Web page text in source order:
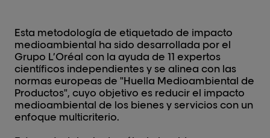
Esta metodología de etiquetado de impacto
medioambiental ha sido desarrollada por el
Grupo L’Oréal con la ayuda de 11 expertos
científicos independientes y se alinea con las
normas europeas de "Huella Medioambiental de
Productos", cuyo objetivo es reducir el impacto
medioambiental de los bienes y servicios con un
enfoque multicriterio.